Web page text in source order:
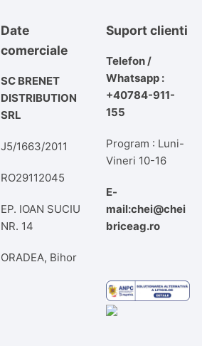
Date
comerciale
SC BRENET
DISTRIBUTION
SRL
J5/1663/2011
RO29112045
EP. IOAN SUCIU
NR. 14
ORADEA, Bihor
Suport clienti
Telefon /
Whatsapp :
+40784-911-
155
Program : Luni-
Vineri 10-16
E-
mail:chei@chei
briceag.ro